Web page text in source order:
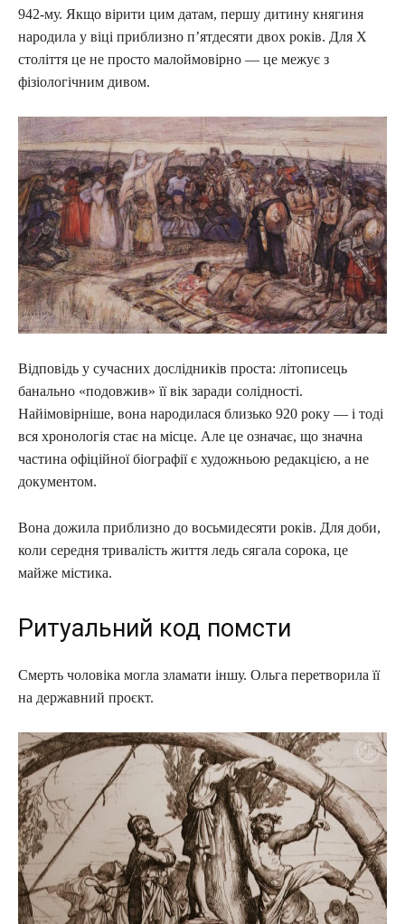
942-му. Якщо вірити цим датам, першу дитину княгиня
народила у віці приблизно п’ятдесяти двох років. Для X
століття це не просто малоймовірно — це межує з
фізіологічним дивом.
Відповідь у сучасних дослідників проста: літописець
банально «подовжив» її вік заради солідності.
Найімовірніше, вона народилася близько 920 року — і тоді
вся хронологія стає на місце. Але це означає, що значна
частина офіційної біографії є художньою редакцією, а не
документом.
Вона дожила приблизно до восьмидесяти років. Для доби,
коли середня тривалість життя ледь сягала сорока, це
майже містика.
Ритуальний код помсти
Смерть чоловіка могла зламати іншу. Ольга перетворила її
на державний проєкт.